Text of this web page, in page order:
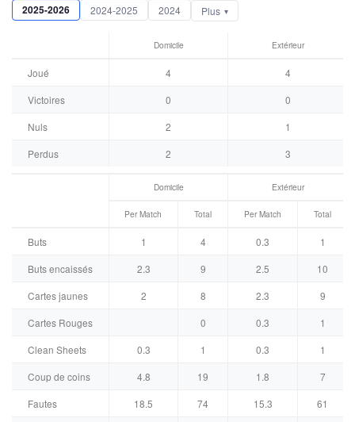
2025-2026 2024-2025 2024 Plus
Domicile Extérieur
Joué 4
4
Victoires
0
0
Nuls
2
1
Perdus
2 3
Domicile Extérieur
Per Match Total Per Match Total
Buts 1 4 0.3
1
Buts encaissés
2.3 9 2.5
10
Cartes jaunes
2 8 2.3
9
Cartes Rouges
0 0.3
1
Clean Sheets
0.3 1 0.3
1
Coup de coins
4.8 19 1.8
7
Fautes
18.5 74 15.3
61